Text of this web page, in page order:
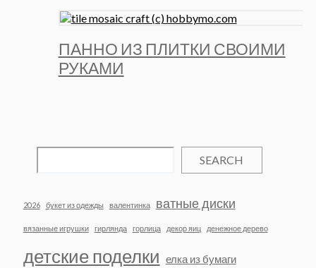
ПАННО ИЗ ПЛИТКИ СВОИМИ
РУКАМИ
SEARCH
2026 букет из одежды валентинка ватные диски
вязанные игрушки гирлянда горлица декор яиц денежное дерево
детские поделки елка из бумаги